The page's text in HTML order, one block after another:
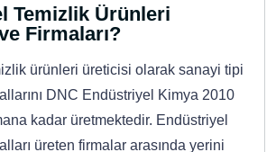
Temizlik Ürünleri
Firmaları?
ürünleri üreticisi olarak sanayi tipi
DNC Endüstriyel Kimya 2010
kadar üretmektedir. Endüstriyel
üreten firmalar arasında yerini